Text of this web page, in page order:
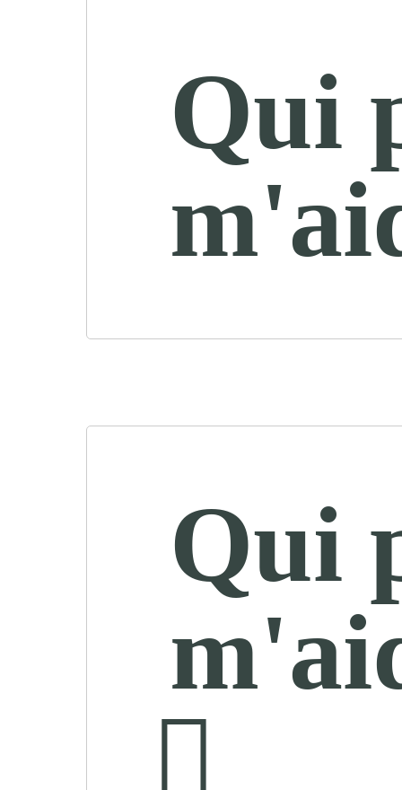
Qui
Qui